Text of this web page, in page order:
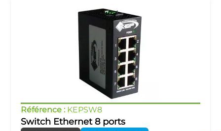
Référence : KEPSW8
Switch Ethernet 8 ports